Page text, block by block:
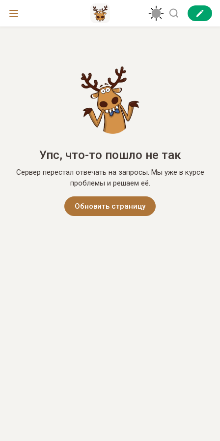
Упс, что-то пошло не так
Сервер перестал отвечать на запросы. Мы уже в курсе
проблемы и решаем её.
Обновить страницу